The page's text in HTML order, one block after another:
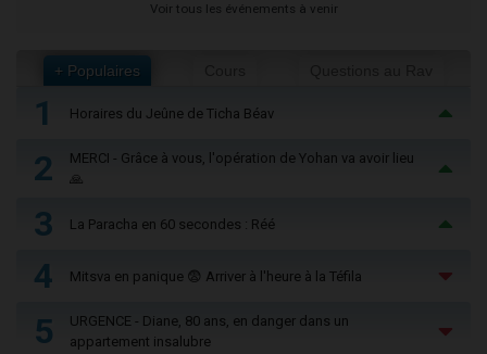
Voir tous les événements à venir
+ Populaires
1 Horaires du Jeûne de Ticha Béav
2
MERCI - Grâce à vous, l'opération de Yohan va avoir lieu
🙏
3 La Paracha en 60 secondes : Réé
4 Mitsva en panique 😨 Arriver à l'heure à la Téfila
5
URGENCE - Diane, 80 ans, en danger dans un
appartement insalubre